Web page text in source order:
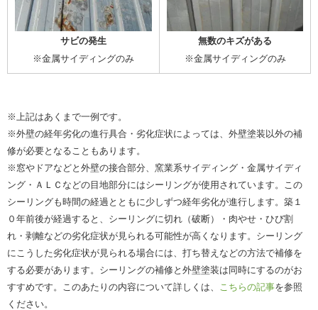
サビの発生
※金属サイディングのみ
無数のキズがある
※金属サイディングのみ
※上記はあくまで一例です。
※外壁の経年劣化の進行具合・劣化症状によっては、外壁塗装以外の補
修が必要となることもあります。
※窓やドアなどと外壁の接合部分、窯業系サイディング・金属サイディ
ング・ＡＬＣなどの目地部分にはシーリングが使用されています。この
シーリングも時間の経過とともに少しずつ経年劣化が進行します。築１
０年前後が経過すると、 シーリングに切れ（破断）・肉やせ・ひび割
れ・剥離などの劣化症状が見られる可能性が高くなります。シーリング
にこうした劣化症状が見られる場合には、 打ち替えなどの方法で補修を
する必要があります。シーリングの補修と外壁塗装は同時にするのがお
すすめです。
このあたりの内容について詳しくは、 こちらの記事を参照
ください。